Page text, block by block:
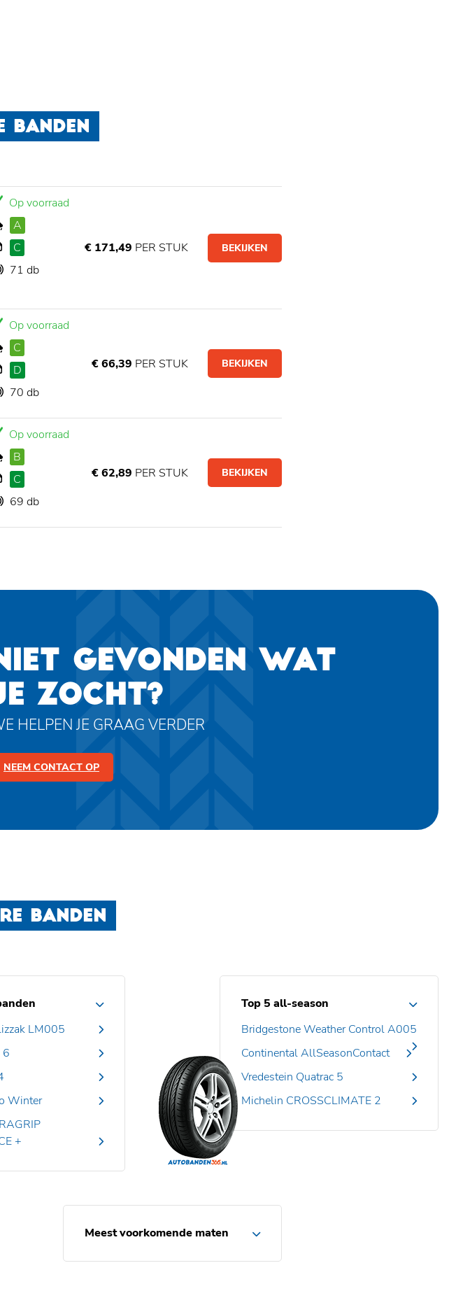
BANDEN
Op voorraad
A
C
71 db
€ 171,49 PER STUK BEKIJKEN
Op voorraad
C
D
70 db
€ 66,39 PER STUK BEKIJKEN
Op voorraad
B
C
69 db
€ 62,89 PER STUK BEKIJKEN
GEVONDEN WAT
ZOCHT?
HELPEN JE GRAAG VERDER
NEEM CONTACT OP
BANDEN
LM005
6
Winter
+
Top 5 all-season
Bridgestone Weather Control A005
Continental AllSeasonContact
Vredestein Quatrac 5
Michelin CROSSCLIMATE 2
Meest voorkomende maten